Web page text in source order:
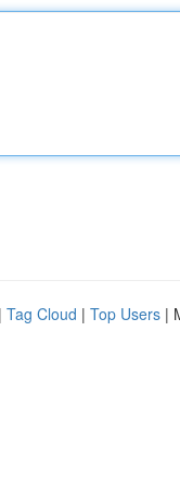
| Tag Cloud | Top Users |